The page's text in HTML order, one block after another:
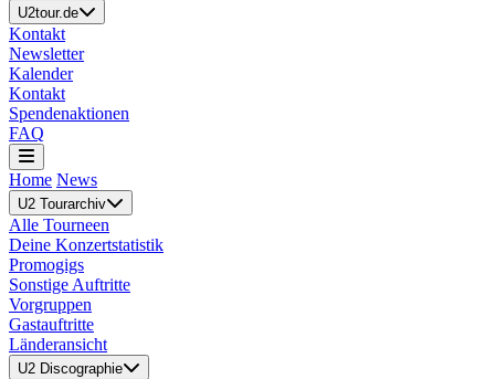
U2tour.de
Kontakt
Newsletter
Kalender
Kontakt
Spendenaktionen
FAQ
Home News
U2 Tourarchiv
Alle Tourneen
Deine Konzertstatistik
Promogigs
Sonstige Auftritte
Vorgruppen
Gastauftritte
Länderansicht
U2 Discographie